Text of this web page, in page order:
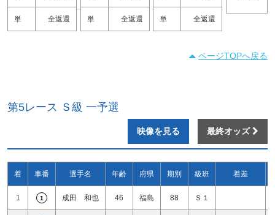
単 全返還 単 全返還 単 全返還
ページTOPへ戻る
第5レース Ｓ級 一予選
映像を見る 最終オッズ
着 車番 選手名 年齢 府県 期別 級班 着差
1 1 成田 和也 46 福島 88 Ｓ１